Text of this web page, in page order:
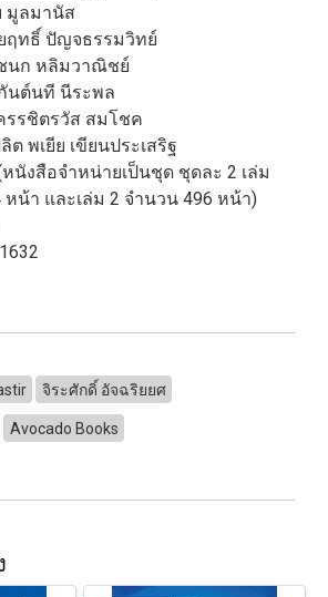
มูลมานัส
ฤทธิ์ ปัญจธรรมวิทย์
นก หลิมวาณิชย์
นต์นที นีระพล
รรชิตรวัส สมโชค
พเยีย เขียนประเสริฐ
นังสือจำหน่ายเป็นชุด ชุดละ 2 เล่ม
หน้า และเล่ม 2 จำนวน 496 หน้า)
จิระศักดิ์ อัจฉริยยศ
Avocado Books